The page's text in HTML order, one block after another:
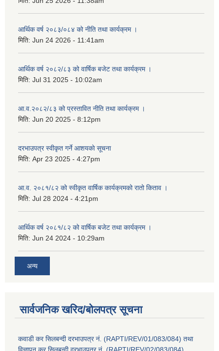
आर्थिक वर्ष २०८३/०८४ को नीति तथा कार्यक्रम ।
मिति: Jun 24 2026 - 11:41am
आर्थिक वर्ष २०८२/८३ को वार्षिक बजेट तथा कार्यक्रम ।
मिति: Jul 31 2025 - 10:02am
आ.व.२०८२/८३ को प्रस्तावित नीति तथा कार्यक्रम ।
मिति: Jun 20 2025 - 8:12pm
दरभाउपत्र स्वीकृत गर्ने आशयकाे सूचना
मिति: Apr 23 2025 - 4:27pm
आ.व. २०८१/८२ को स्वीकृत वार्षिक कार्यक्रमको रातो किताव ।
मिति: Jul 28 2024 - 4:21pm
आर्थिक वर्ष २०८१/८२ को वार्षिक बजेट तथा कार्यक्रम ।
मिति: Jun 24 2024 - 10:29am
अन्य
सार्वजनिक खरिद/बोलपत्र सूचना
कवाडी कर सिलबन्दी दरभाउपत्र नं. (RAPTI/REV/01/083/084) तथा
विज्ञापन कर सिलबन्दी दरभाउपत्र नं. (RAPTI/REV/02/083/084)